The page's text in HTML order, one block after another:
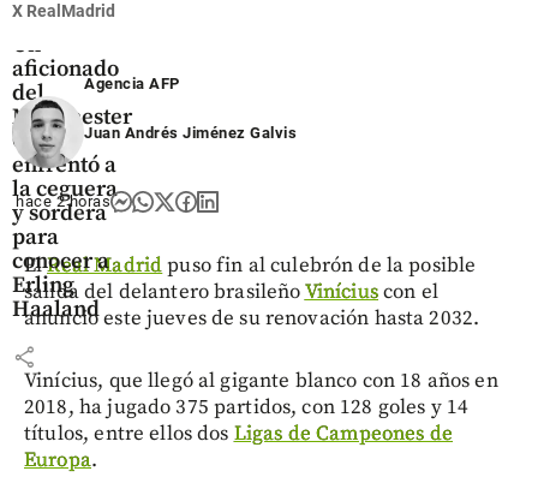
Fútbol
Un
aficionado
del
Manchester
City se
enfrentó a
la ceguera
y sordera
para
conocer a
Erling
Haaland
share
X RealMadrid
Agencia AFP
Juan Andrés Jiménez Galvis
hace 2 horas
ElReal Madridpuso fin al culebrón de la posible
salida del delantero brasileñoViníciuscon el
anuncio este jueves de su renovación hasta 2032.
Vinícius, que llegó al gigante blanco con 18 años en
2018, ha jugado 375 partidos, con 128 goles y 14
títulos, entre ellos dos Ligas de Campeones de
Europa.